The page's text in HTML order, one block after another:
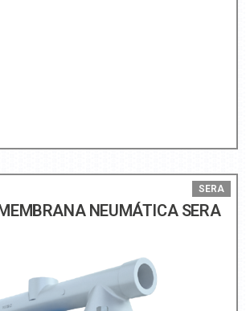
NEUMÁTICA SERA
SERA